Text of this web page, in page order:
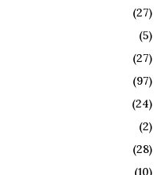
(27)
(5)
(27)
(97)
(24)
(2)
(28)
(10)